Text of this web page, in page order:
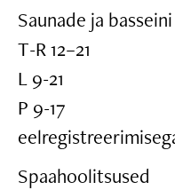
Saunade ja
T-R 12–21
L 9-21
P 9-17
Spaahoolitsused